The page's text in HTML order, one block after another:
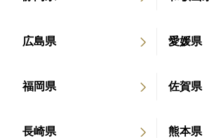
点があるものがございます。キズな
広島県 愛媛県
福岡県 佐賀県
長崎県 熊本県